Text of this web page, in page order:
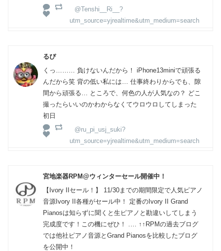
@Tenshi__Ri__?
utm_source=yjrealtime&utm_medium=search
るぴ
くっ……… 負けないんだから！ iPhone13miniで頑張る
んだから笑 背の低い私には… 仕事終わりからでも、隙
間から頑張る… ところで、何色の人が人気なの？ どこ
撮ったらいいのかわからなくてウロウロしてしまった
初日
@ru_pi_usj_suki?
utm_source=yjrealtime&utm_medium=search
宮地楽器RPM@ウィンターセール開催中！
【Ivory IIセール！】 11/30までの期間限定で人気ピアノ
音源Ivory II各種がセール中！ 定番のIvory II Grand
Pianosは知らずに聞くと生ピアノと勘違いしてしまう
完成度です！この機にぜひ！ .… ↑↑RPMの過去ブログ
では他社ピアノ音源とGrand Pianosを比較したブログ
を公開中！